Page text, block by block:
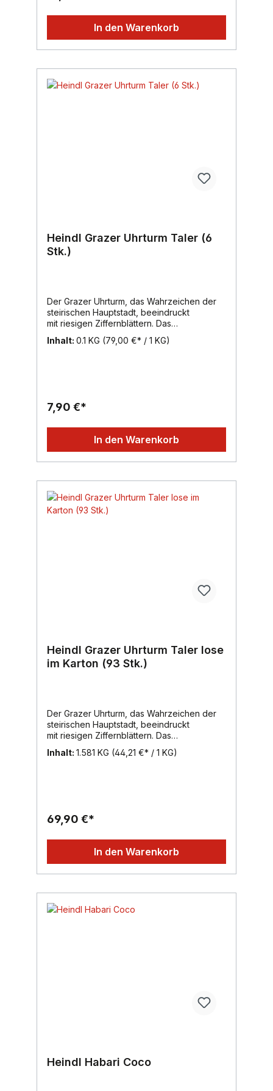
In den Warenkorb
Heindl Grazer Uhrturm Taler (6
Stk.)
Der Grazer Uhrturm, das Wahrzeichen der
steirischen Hauptstadt, beeindruckt
mit riesigen Ziffernblättern. Das
Besondere am Grazer Uhrturm: Stunden-
und Minutenzeiger sind vertauscht. Das
Inhalt: 0.1 KG (79,00 €* / 1 KG)
7,90 €*
In den Warenkorb
Heindl Grazer Uhrturm Taler lose
im Karton (93 Stk.)
Der Grazer Uhrturm, das Wahrzeichen der
steirischen Hauptstadt, beeindruckt
mit riesigen Ziffernblättern. Das
Besondere am Grazer Uhrturm: Stunden-
und Minutenzeiger sind vertauscht. Das
Inhalt: 1.581 KG (44,21 €* / 1 KG)
69,90 €*
In den Warenkorb
Heindl Habari Coco